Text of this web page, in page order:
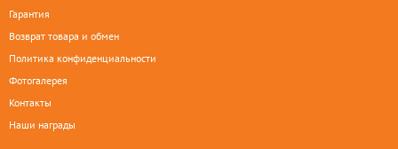
Гарантия
Возврат товара и обмен
Политика конфиденциальности
Фотогалерея
Контакты
Наши награды